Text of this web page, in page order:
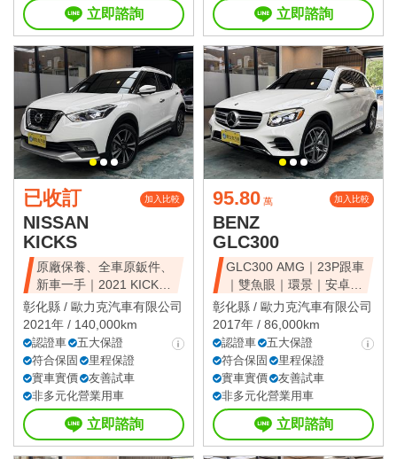
立即諮詢 立即諮詢
已收訂 加入比較
NISSAN
KICKS
原廠保養、全車原鈑件、
新車一手｜2021 KICKS
智行旗艦
彰化縣 / 歐力克汽車有限公司
2021年 / 140,000km
認證車
五大保證
符合保固
里程保證
實車實價
友善試車
非多元化營業用車
立即諮詢
95.80 萬 加入比較
BENZ
GLC300
GLC300 AMG｜23P跟車
｜雙魚眼｜環景｜安卓｜
免鑰
彰化縣 / 歐力克汽車有限公司
2017年 / 86,000km
認證車
五大保證
符合保固
里程保證
實車實價
友善試車
非多元化營業用車
立即諮詢